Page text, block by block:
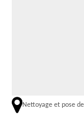
Nettoyage et pose